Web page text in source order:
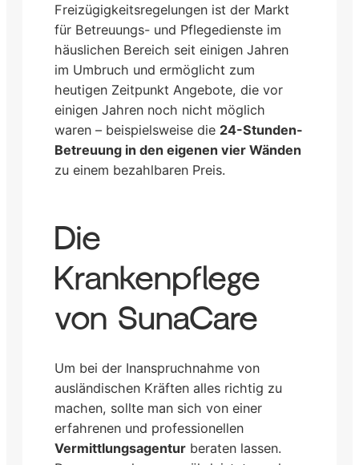
Freizügigkeitsregelungen ist der Markt
für Betreuungs- und Pflegedienste im
häuslichen Bereich seit einigen Jahren
im Umbruch und ermöglicht zum
heutigen Zeitpunkt Angebote, die vor
einigen Jahren noch nicht möglich
waren – beispielsweise die 24-Stunden-
Betreuung in den eigenen vier Wänden
zu einem bezahlbaren Preis.
Die
Krankenpflege
von SunaCare
Um bei der Inanspruchnahme von
ausländischen Kräften alles richtig zu
machen, sollte man sich von einer
erfahrenen und professionellen
Vermittlungsagentur beraten lassen.